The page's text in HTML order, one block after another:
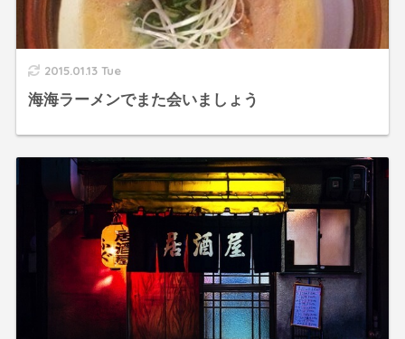
2015.01.13 Tue
海海ラーメンでまた会いましょう